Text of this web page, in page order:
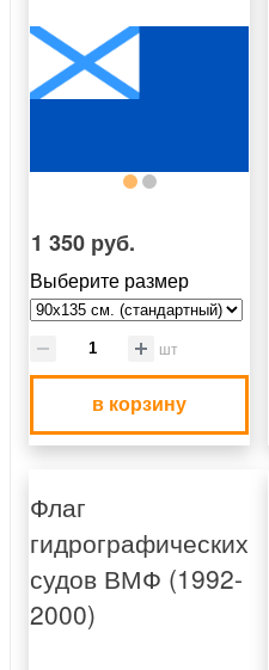
1 350 руб.
Выберите размер
шт
в корзину
Флаг
гидрографических
судов ВМФ (1992-
2000)